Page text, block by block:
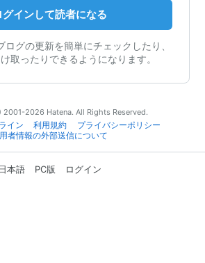
グインして読者になる
ログの更新を簡単にチェックしたり、
取ったりできるようになります。
2026 Hatena. All Rights Reserved.
イン 利用規約
プライバシーポリシー
者情報の外部送信について
日本語 PC版 ログイン